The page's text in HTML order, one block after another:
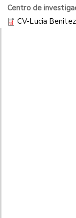
Centro de
CV-Lucia